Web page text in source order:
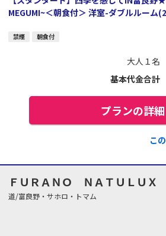
MEGUMI~＜朝食付＞ 洋室-ダブルルーム
禁煙 朝食付
大人１名
基本代金合計
プランの詳細
こ
ＦＵＲＡＮＯ ＮＡＴＵＬＵＸ
道/富良野・サホロ・トマム